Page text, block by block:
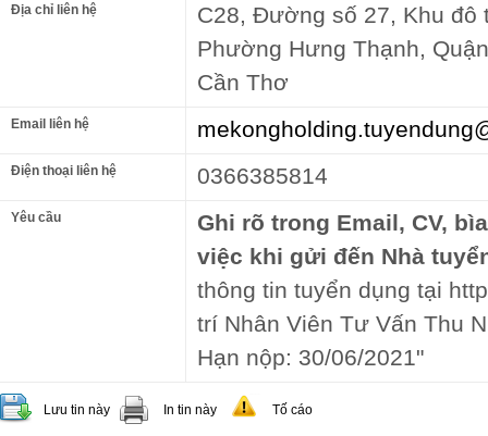
Địa chỉ liên hệ
C28, Đường số 27, Khu đô
Phường Hưng Thạnh,
Cần Thơ
Email liên hệ
Điện thoại liên hệ 0366385814
Yêu cầu
Ghi rõ trong Email, CV,
việc khi gửi đến Nhà
thông tin tuyển dụng tại
trí Nhân Viên Tư Vấn Thu
Hạn nộp: 30/06/2021"
Lưu tin này In tin này Tố cáo